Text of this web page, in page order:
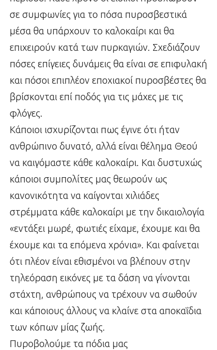
σε συμφωνίες για το πόσα πυροσβεστικά
μέσα θα υπάρχουν το καλοκαίρι και θα
επιχειρούν κατά των πυρκαγιών. Σχεδιάζουν
πόσες επίγειες δυνάμεις θα είναι σε επιφυλακή
και πόσοι επιπλέον εποχιακοί πυροσβέστες θα
βρίσκονται επί ποδός για τις μάχες με τις
φλόγες.
Κάποιοι ισχυρίζονται πως έγινε ότι ήταν
ανθρώπινο δυνατό, αλλά είναι θέλημα Θεού
να καιγόμαστε κάθε καλοκαίρι. Και δυστυχώς
κάποιοι συμπολίτες μας θεωρούν ως
κανονικότητα να καίγονται χιλιάδες
στρέμματα κάθε καλοκαίρι με την δικαιολογία
«εντάξει μωρέ, φωτιές είχαμε, έχουμε και θα
έχουμε και τα επόμενα χρόνια». Και φαίνεται
ότι πλέον είναι εθισμένοι να βλέπουν στην
τηλεόραση εικόνες με τα δάση να γίνονται
στάχτη, ανθρώπους να τρέχουν να σωθούν
και κάποιους άλλους να κλαίνε στα αποκαΐδια
των κόπων μίας ζωής.
Πυροβολούμε τα πόδια μας